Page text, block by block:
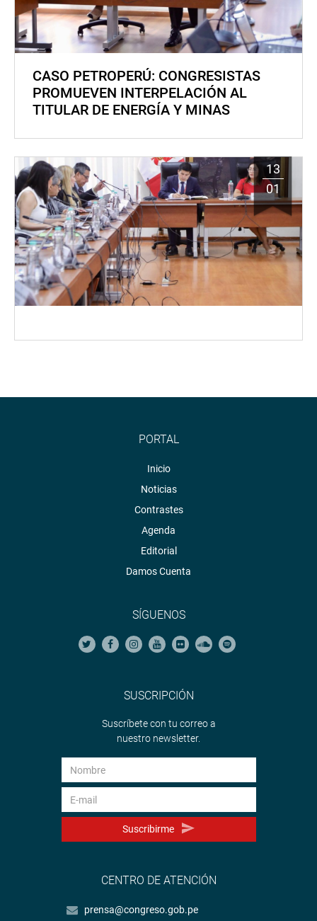
CASO PETROPERÚ: CONGRESISTAS
PROMUEVEN INTERPELACIÓN AL
TITULAR DE ENERGÍA Y MINAS
13
01
PORTAL
Inicio
Noticias
Contrastes
Agenda
Editorial
Damos Cuenta
SÍGUENOS
SUSCRIPCIÓN
Suscríbete con tu correo a
nuestro newsletter.
Suscribirme
CENTRO DE ATENCIÓN
prensa@congreso.gob.pe